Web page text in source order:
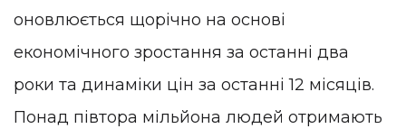
оновлюється щорічно на основі
економічного зростання за останні два
роки та динаміки цін за останні 12 місяців.
Понад півтора мільйона людей отримають